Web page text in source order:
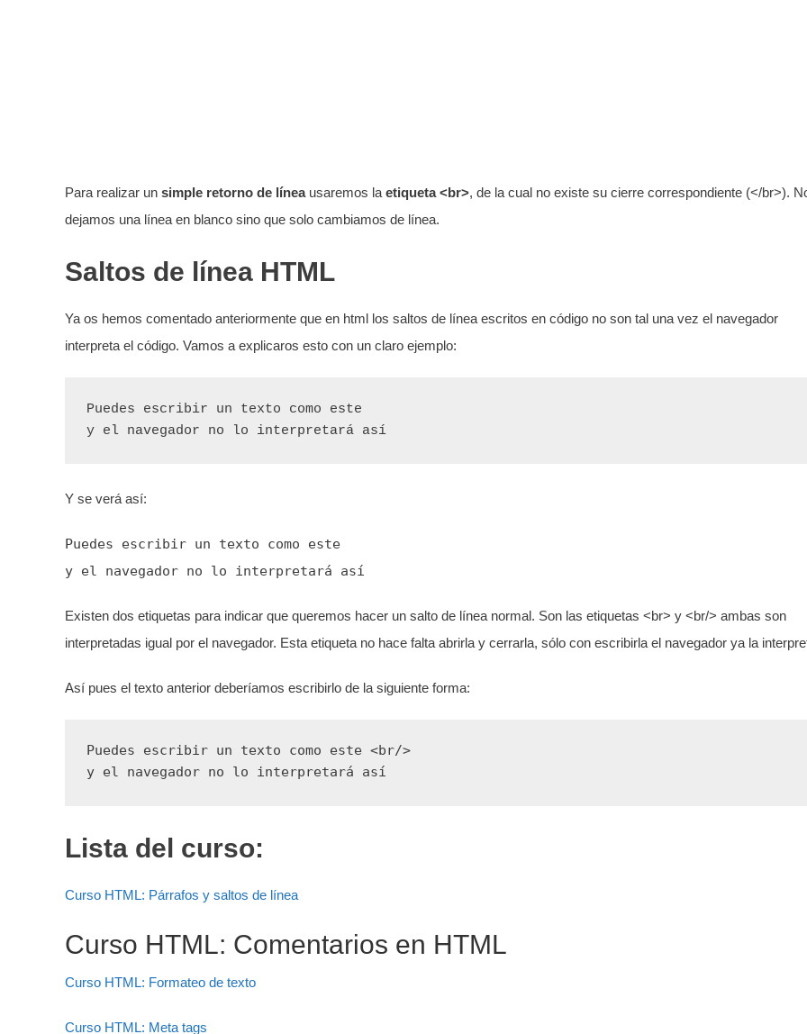
Para realizar un simple retorno de líneausaremos la etiqueta <br>, de la cual no existe su cierre correspondiente (</br>).
dejamos una línea en blanco sino que solo cambiamos de línea.
Saltos de línea HTML
Ya os hemos comentado anteriormente que en html los saltos de línea escritos en código no son tal una vez el navegador
interpreta el código. Vamos a explicaros esto con un claro ejemplo:
Puedes escribir un texto como este
y el navegador no lo interpretará así
Y se verá así:
Puedes escribir un texto como este
y el navegador no lo interpretará así
Existen dos etiquetas para indicar que queremos hacer un salto de línea normal. Son las etiquetas <br> y <br/> ambas son
interpretadas igual por el navegador. Esta etiqueta no hace falta abrirla y cerrarla, sólo con escribirla el navegador ya la
Así pues el texto anterior deberíamos escribirlo de la siguiente forma:
Puedes escribir un texto como este <br/>
y el navegador no lo interpretará así
Lista del curso:
Curso HTML: Párrafos y saltos de línea
Curso HTML: Comentarios en HTML
Curso HTML: Formateo de texto
Curso HTML: Meta tags